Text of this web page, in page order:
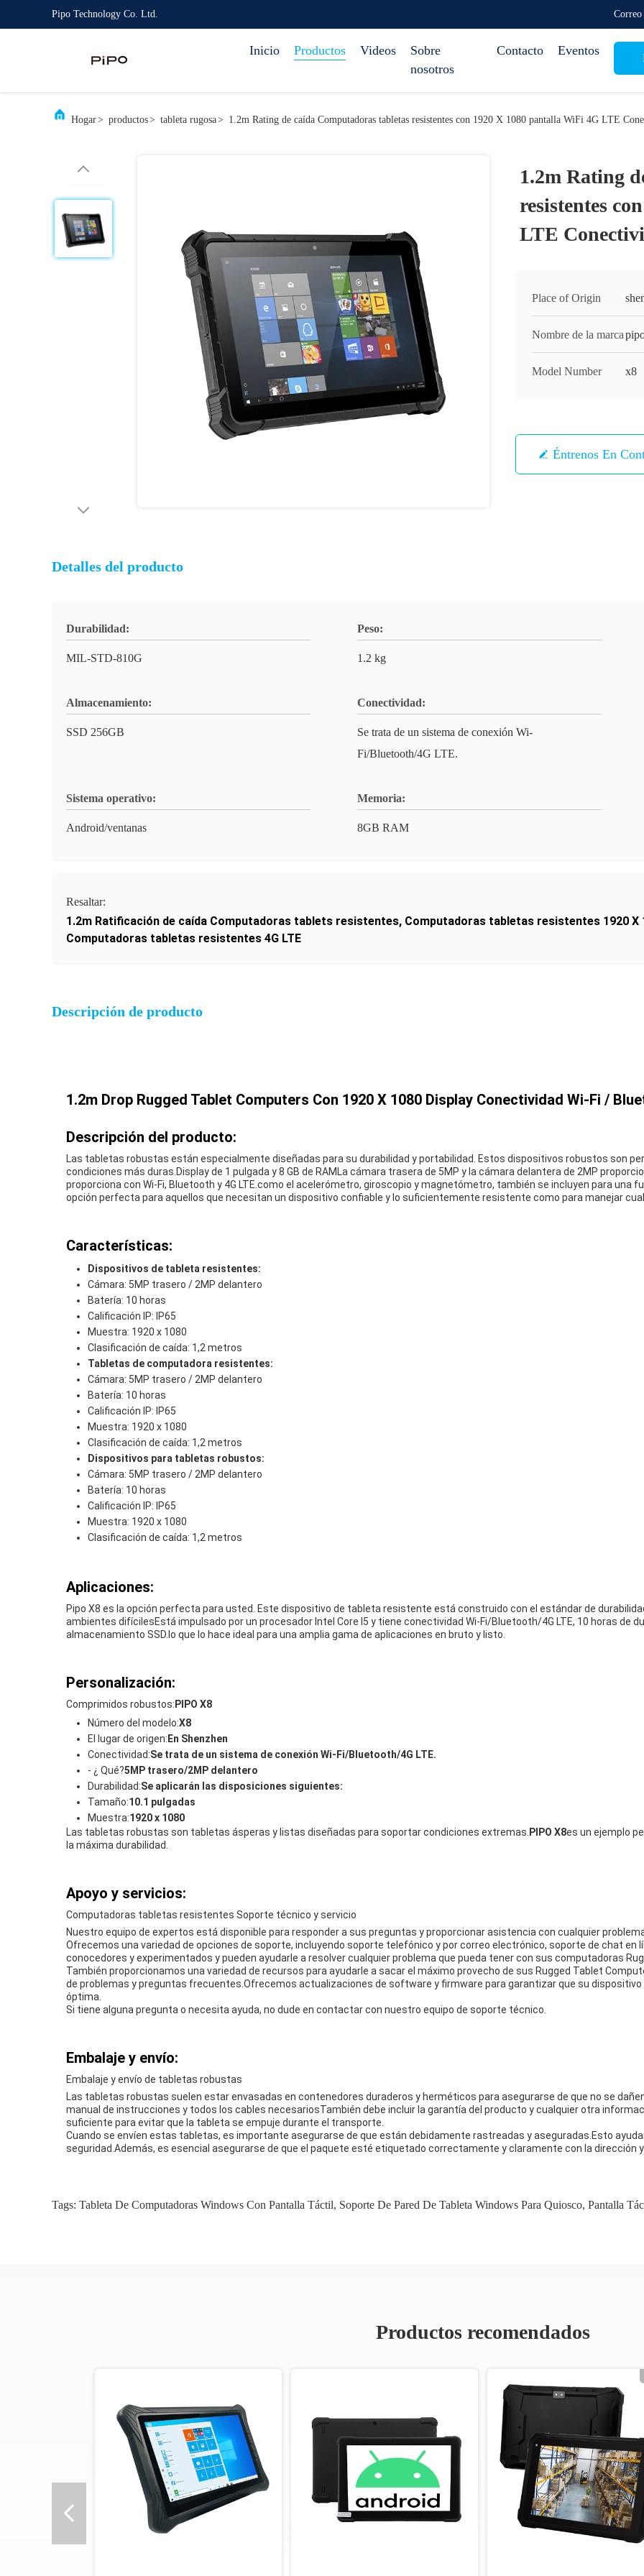
Pipo Technology Co. Ltd. Correo
Inicio Productos Videos
Sobre
nosotros
Contacto Eventos
Hogar> productos> tableta rugosa> 1.2m Rating de caída Computadoras tabletas resistentes con 1920 X 1080 pantalla WiFi 4G LTE
1.2m Rating
resistentes
LTE
Place of Origin
Nombre de la marca
Model Number x8
Éntrenos En
Detalles del producto
Durabilidad:
MIL-STD-810G
Peso:
1.2 kg
Almacenamiento:
SSD 256GB
Conectividad:
Se trata de un sistema de conexión Wi-
Fi/Bluetooth/4G LTE.
Sistema operativo:
Android/ventanas
Memoria:
8GB RAM
Resaltar:
1.2m Ratificación de caída Computadoras tablets resistentes, Computadoras tabletas resistentes 1920 X
Computadoras tabletas resistentes 4G LTE
Descripción de producto
1.2m Drop Rugged Tablet Computers Con 1920 X 1080 Display Conectividad Wi-Fi /
Descripción del producto:
Las tabletas robustas están especialmente diseñadas para su durabilidad y portabilidad. Estos dispositivos robustos son
condiciones más duras.Display de 1 pulgada y 8 GB de RAMLa cámara trasera de 5MP y la cámara delantera de 2MP
proporciona con Wi-Fi, Bluetooth y 4G LTE.como el acelerómetro, giroscopio y magnetómetro, también se incluyen para una
opción perfecta para aquellos que necesitan un dispositivo confiable y lo suficientemente resistente como para manejar
Características:
Dispositivos de tableta resistentes:
Cámara: 5MP trasero / 2MP delantero
Batería: 10 horas
Calificación IP: IP65
Muestra: 1920 x 1080
Clasificación de caída: 1,2 metros
Tabletas de computadora resistentes:
Cámara: 5MP trasero / 2MP delantero
Batería: 10 horas
Calificación IP: IP65
Muestra: 1920 x 1080
Clasificación de caída: 1,2 metros
Dispositivos para tabletas robustos:
Cámara: 5MP trasero / 2MP delantero
Batería: 10 horas
Calificación IP: IP65
Muestra: 1920 x 1080
Clasificación de caída: 1,2 metros
Aplicaciones:
Pipo X8 es la opción perfecta para usted. Este dispositivo de tableta resistente está construido con el estándar de
ambientes difícilesEstá impulsado por un procesador Intel Core I5 y tiene conectividad Wi-Fi/Bluetooth/4G LTE, 10 horas de
almacenamiento SSD.lo que lo hace ideal para una amplia gama de aplicaciones en bruto y listo.
Personalización:
Comprimidos robustos: PIPO X8
Número del modelo:X8
El lugar de origen: En Shenzhen
Conectividad:Se trata de un sistema de conexión Wi-Fi/Bluetooth/4G LTE.
- ¿ Qué?5MP trasero/2MP delantero
Durabilidad:Se aplicarán las disposiciones siguientes:
Tamaño:10.1 pulgadas
Muestra:1920 x 1080
Las tabletas robustas son tabletas ásperas y listas diseñadas para soportar condiciones extremas. PIPO X8es un ejemplo
la máxima durabilidad.
Apoyo y servicios:
Computadoras tabletas resistentes Soporte técnico y servicio
Nuestro equipo de expertos está disponible para responder a sus preguntas y proporcionar asistencia con cualquier
Ofrecemos una variedad de opciones de soporte, incluyendo soporte telefónico y por correo electrónico, soporte de chat en
conocedores y experimentados y pueden ayudarle a resolver cualquier problema que pueda tener con sus computadoras
También proporcionamos una variedad de recursos para ayudarle a sacar el máximo provecho de sus Rugged Tablet
de problemas y preguntas frecuentes.Ofrecemos actualizaciones de software y firmware para garantizar que su
óptima.
Si tiene alguna pregunta o necesita ayuda, no dude en contactar con nuestro equipo de soporte técnico.
Embalaje y envío:
Embalaje y envío de tabletas robustas
Las tabletas robustas suelen estar envasadas en contenedores duraderos y herméticos para asegurarse de que no se
manual de instrucciones y todos los cables necesariosTambién debe incluir la garantía del producto y cualquier otra
suficiente para evitar que la tableta se empuje durante el transporte.
Cuando se envíen estas tabletas, es importante asegurarse de que están debidamente rastreadas y aseguradas.Esto
seguridad.Además, es esencial asegurarse de que el paquete esté etiquetado correctamente y claramente con la dirección
Tags: Tableta De Computadoras Windows Con Pantalla Táctil, Soporte De Pared De Tableta Windows Para Quiosco, Pantalla
Productos recomendados